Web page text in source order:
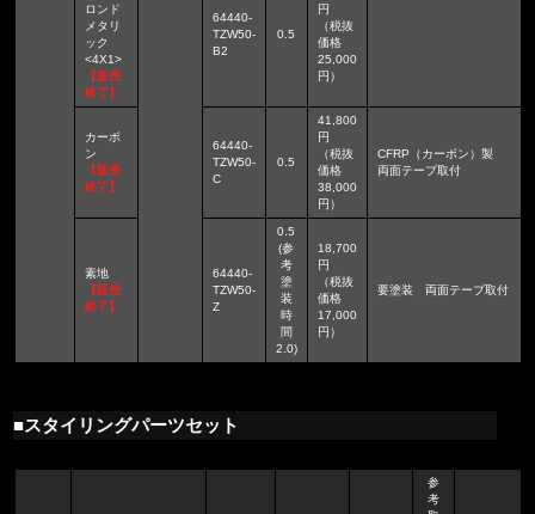
ロンド
メタリ
ック
<4X1>
【販売
終了】
64440-
TZW50-
B2
0.5
円
（税抜
価格
25,000
円）
カーボ
ン
【販売
終了】
64440-
TZW50-
C
0.5
41,800
円
（税抜
価格
38,000
円）
CFRP（カーボン）製
両面テープ取付
素地
【販売
終了】
64440-
TZW50-
Z
0.5
(参
考
塗
装
時
間
2.0)
18,700
円
（税抜
価格
17,000
円）
要塗装 両面テープ取付
■スタイリングパーツセット
参
考